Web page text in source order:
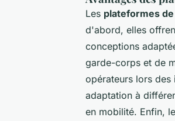
Les plateformes
d'abord, elles
conceptions
garde-corps et de
opérateurs lors des
adaptation à
en mobilité. Enfin,